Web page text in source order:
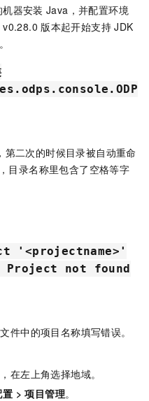
器安装 Java，并配置环境
v0.28.0 版本起开始支持 JDK
二次的时候目录被自动重命
，目录名称里包含了空格等字
'<projectname>'
Project not found
件中的项目名称填写错误。
，在左上角选择地域。
置 >项目管理。